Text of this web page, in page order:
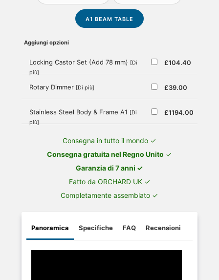
A1 BEAM TABLE
Aggiungi opzioni
£104.40
Locking Castor Set (Add 78 mm)
[Di
più]
£39.00
Rotary Dimmer [Di più]
£1194.00
Stainless Steel Body & Frame A1
[Di
più]
Consegna in tutto il mondo ✓
Consegna gratuita nel Regno Unito ✓
Garanzia di 7 anni ✓
Fatto da ORCHARD UK ✓
Completamente assemblato ✓
Panoramica Specifiche FAQ Recensioni